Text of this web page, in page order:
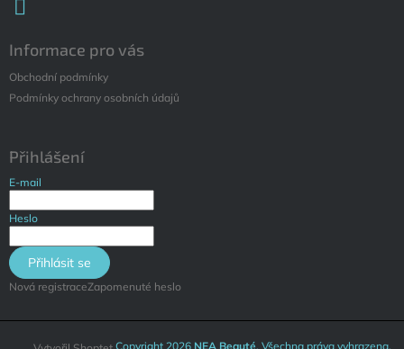
Informace pro vás
Obchodní podmínky
Podmínky ochrany osobních údajů
Přihlášení
E-mail
Heslo
Přihlásit se
Nová registraceZapomenuté heslo
Copyright 2026 NEA Beauté. Všechna práva vyhrazena.